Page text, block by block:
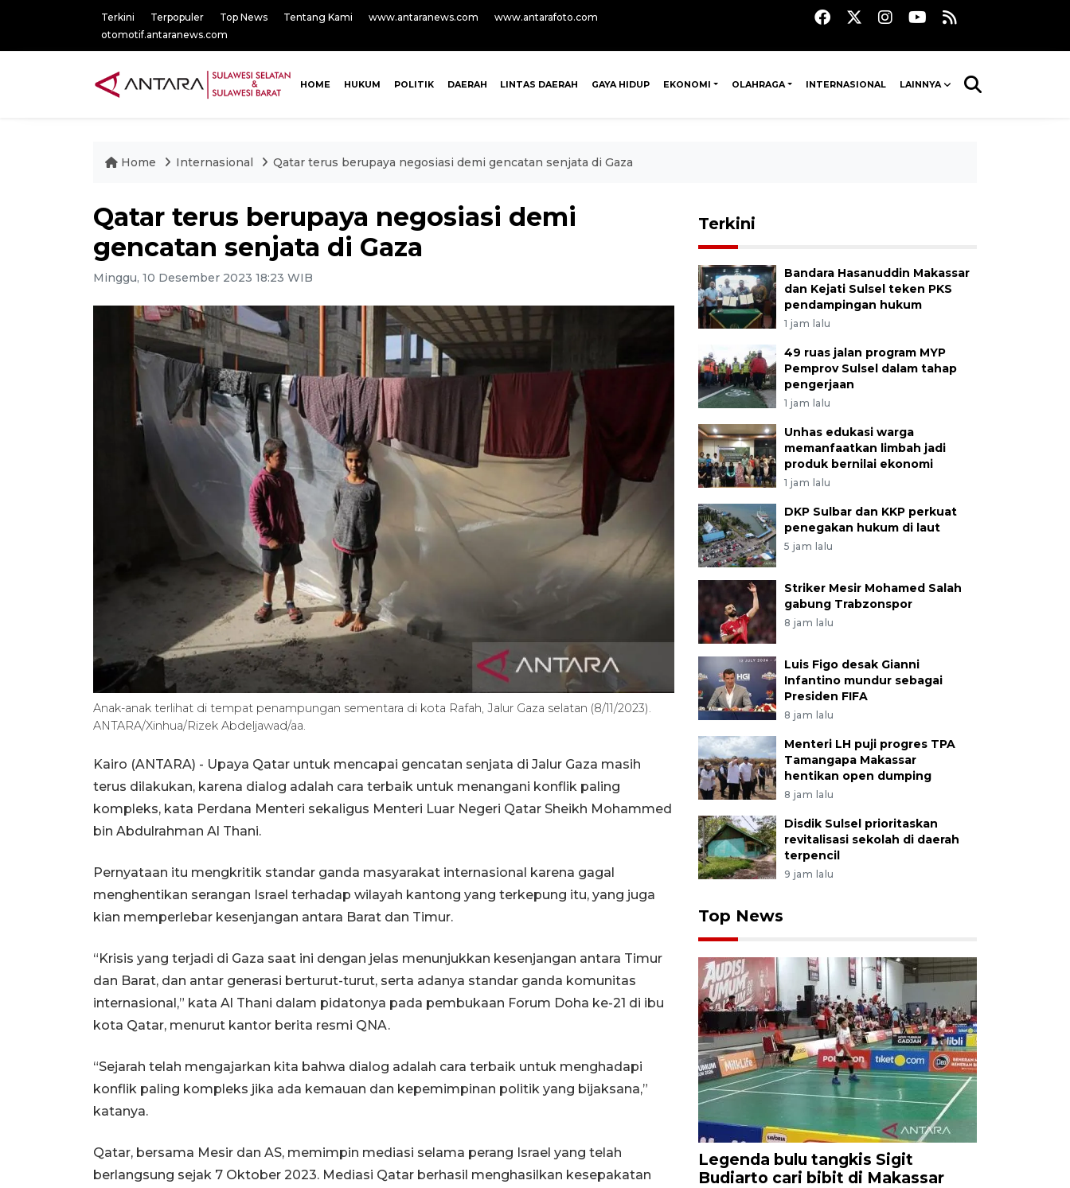
Terkini Terpopuler Top News Tentang Kami www.antaranews.com
www.antarafoto.com
otomotif.antaranews.com
HOME HUKUM POLITIK DAERAH LINTAS DAERAH GAYA HIDUP EKONOMI OLAHRAGA INTERNASIONAL LAINNYA
Home Internasional Qatar terus berupaya negosiasi demi gencatan senjata di Gaza
Qatar terus berupaya negosiasi demi
gencatan senjata di Gaza
Minggu, 10 Desember 2023 18:23 WIB
Anak-anak terlihat di tempat penampungan sementara di kota Rafah, Jalur Gaza selatan (8/11/2023).
ANTARA/Xinhua/Rizek Abdeljawad/aa.
Kairo (ANTARA) - Upaya Qatar untuk mencapai gencatan senjata di Jalur Gaza masih
terus dilakukan, karena dialog adalah cara terbaik untuk menangani konflik paling
kompleks, kata Perdana Menteri sekaligus Menteri Luar Negeri Qatar Sheikh Mohammed
bin Abdulrahman Al Thani.
Pernyataan itu mengkritik standar ganda masyarakat internasional karena gagal
menghentikan serangan Israel terhadap wilayah kantong yang terkepung itu, yang juga
kian memperlebar kesenjangan antara Barat dan Timur.
“Krisis yang terjadi di Gaza saat ini dengan jelas menunjukkan kesenjangan antara Timur
dan Barat, dan antar generasi berturut-turut, serta adanya standar ganda komunitas
internasional,” kata Al Thani dalam pidatonya pada pembukaan Forum Doha ke-21 di ibu
kota Qatar, menurut kantor berita resmi QNA.
“Sejarah telah mengajarkan kita bahwa dialog adalah cara terbaik untuk menghadapi
konflik paling kompleks jika ada kemauan dan kepemimpinan politik yang bijaksana,”
katanya.
Qatar, bersama Mesir dan AS, memimpin mediasi selama perang Israel yang telah
berlangsung sejak 7 Oktober 2023. Mediasi Qatar berhasil menghasilkan kesepakatan
Terkini
Bandara Hasanuddin Makassar
dan Kejati Sulsel teken PKS
pendampingan hukum
1 jam lalu
49 ruas jalan program MYP
Pemprov Sulsel dalam tahap
pengerjaan
1 jam lalu
Unhas edukasi warga
memanfaatkan limbah jadi
produk bernilai ekonomi
1 jam lalu
DKP Sulbar dan KKP perkuat
penegakan hukum di laut
5 jam lalu
Striker Mesir Mohamed Salah
gabung Trabzonspor
8 jam lalu
Luis Figo desak Gianni
Infantino mundur sebagai
Presiden FIFA
8 jam lalu
Menteri LH puji progres TPA
Tamangapa Makassar
hentikan open dumping
8 jam lalu
Disdik Sulsel prioritaskan
revitalisasi sekolah di daerah
terpencil
9 jam lalu
Top News
Legenda bulu tangkis Sigit
Budiarto cari bibit di Makassar